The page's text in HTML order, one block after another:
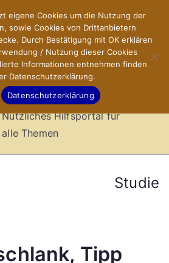
X-Sites.de
–
Hilfsportal
Nützliches Hilfsportal für
alle Themen
Studie
Tipp
eigene Cookies um die Nutzung der
sowie Cookies von Drittanbietern
Durch Bestätigung mit OK erklären
/ Nutzung dieser Cookies
Informationen entnehmen finden
Datenschutzerklärung.
Datenschutzerklärung